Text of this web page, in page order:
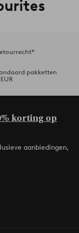
pakketten
korting op
aanbiedingen,